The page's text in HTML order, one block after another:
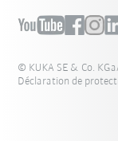
© KUKA SE & Co.
Déclaration de